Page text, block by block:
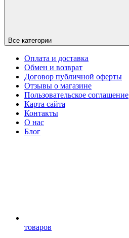
Все категории
Оплата и доставка
Обмен и возврат
Договор публичной оферты
Отзывы о магазине
Пользовательское соглашение
Карта сайта
Контакты
О нас
Блог
товаров